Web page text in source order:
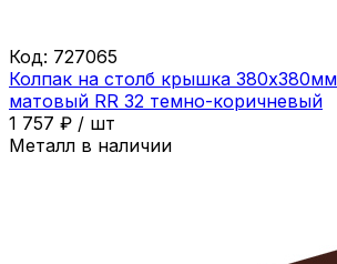
Код: 727065
Колпак на столб крышка
матовый RR 32 темно-коричневый
1 757 ₽ / шт
Металл в наличии